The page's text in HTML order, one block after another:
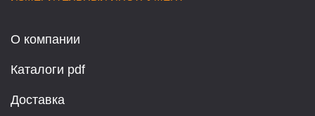
О компании
Каталоги pdf
Доставка